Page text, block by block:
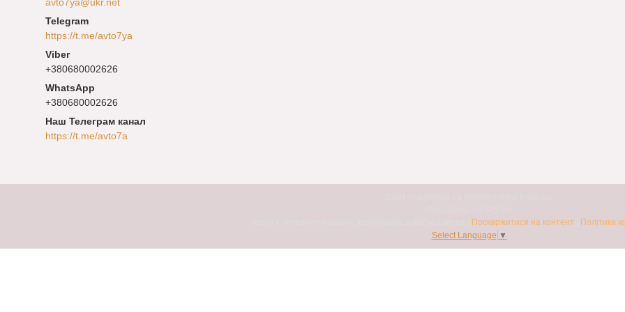
https://t.me/avto7ya
+380680002626
+380680002626
Наш Телеграм канал
https://t.me/avto7a
Поскаржитися на контент
Політика
Select Language ▼